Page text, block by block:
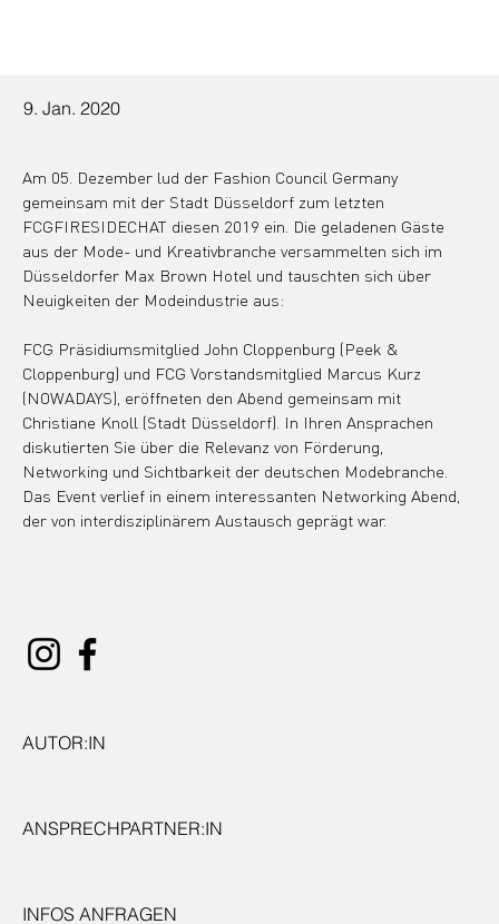
9. Jan. 2020
Am 05. Dezember lud der Fashion Council Germany
gemeinsam mit der Stadt Düsseldorf zum letzten
FCGFIRESIDECHAT diesen 2019 ein. Die geladenen Gäste
aus der Mode- und Kreativbranche versammelten sich im
Düsseldorfer Max Brown Hotel und tauschten sich über
Neuigkeiten der Modeindustrie aus:
FCG Präsidiumsmitglied John Cloppenburg (Peek &
Cloppenburg) und FCG Vorstandsmitglied Marcus Kurz
(NOWADAYS), eröffneten den Abend gemeinsam mit
Christiane Knoll (Stadt Düsseldorf). In Ihren Ansprachen
diskutierten Sie über die Relevanz von Förderung,
Networking und Sichtbarkeit der deutschen Modebranche.
Das Event verlief in einem interessanten Networking Abend,
der von interdisziplinärem Austausch geprägt war.
AUTOR:IN
ANSPRECHPARTNER:IN
INFOS ANFRAGEN